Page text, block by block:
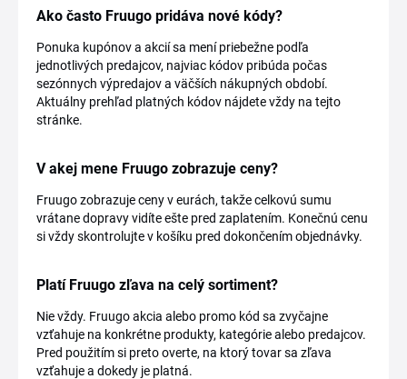
Ako často Fruugo pridáva nové kódy?
Ponuka kupónov a akcií sa mení priebežne podľa
jednotlivých predajcov, najviac kódov pribúda počas
sezónnych výpredajov a väčších nákupných období.
Aktuálny prehľad platných kódov nájdete vždy na tejto
stránke.
V akej mene Fruugo zobrazuje ceny?
Fruugo zobrazuje ceny v eurách, takže celkovú sumu
vrátane dopravy vidíte ešte pred zaplatením. Konečnú cenu
si vždy skontrolujte v košíku pred dokončením objednávky.
Platí Fruugo zľava na celý sortiment?
Nie vždy. Fruugo akcia alebo promo kód sa zvyčajne
vzťahuje na konkrétne produkty, kategórie alebo predajcov.
Pred použitím si preto overte, na ktorý tovar sa zľava
vzťahuje a dokedy je platná.